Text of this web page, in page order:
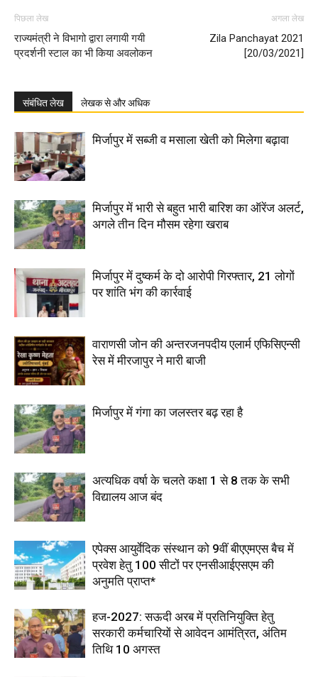
पिछला लेख
राज्यमंत्री ने विभागो द्वारा लगायी गयी
प्रदर्शनी स्टाल का भी किया अवलोकन
अगला लेख
Zila Panchayat 2021
[20/03/2021]
संबंधित लेख लेखक से और अधिक
मिर्जापुर में सब्जी व मसाला खेती को मिलेगा बढ़ावा
मिर्जापुर में भारी से बहुत भारी बारिश का ऑरेंज अलर्ट,
अगले तीन दिन मौसम रहेगा खराब
मिर्जापुर में दुष्कर्म के दो आरोपी गिरफ्तार, 21 लोगों
पर शांति भंग की कार्रवाई
वाराणसी जोन की अन्तरजनपदीय एलार्म एफिसिएन्सी
रेस में मीरजापुर ने मारी बाजी
मिर्जापुर में गंगा का जलस्तर बढ़ रहा है
अत्यधिक वर्षा के चलते कक्षा 1 से 8 तक के सभी
विद्यालय आज बंद
एपेक्स आयुर्वेदिक संस्थान को 9वीं बीएएमएस बैच में
प्रवेश हेतु 100 सीटों पर एनसीआईएसएम की
अनुमति प्राप्त*
हज-2027: सऊदी अरब में प्रतिनियुक्ति हेतु
सरकारी कर्मचारियों से आवेदन आमंत्रित, अंतिम
तिथि 10 अगस्त